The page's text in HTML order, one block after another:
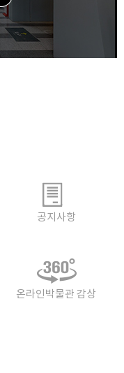
공지사항
온라인박물관 감상